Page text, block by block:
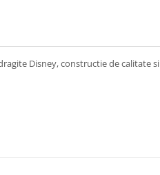
Disney, constructie de calitate